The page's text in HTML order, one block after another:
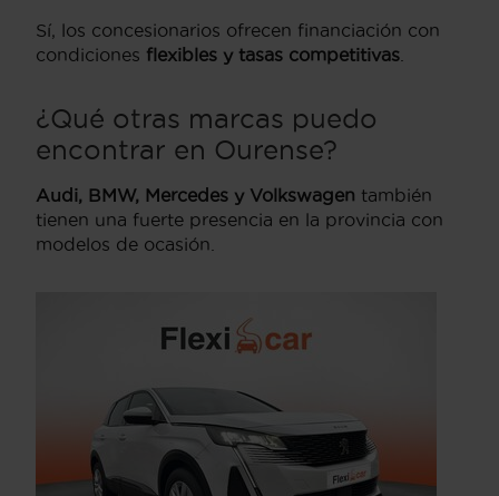
Sí, los concesionarios ofrecen financiación con
condiciones flexibles y tasas competitivas
¿Qué otras marcas puedo
encontrar en Ourense?
Audi, BMW, Mercedes y Volkswagen también
tienen una fuerte presencia en la provincia con
modelos de ocasión.